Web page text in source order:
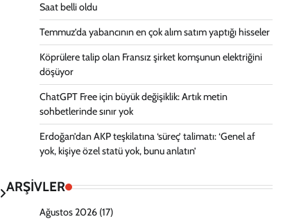
Saat belli oldu
Temmuz’da yabancının en çok alım satım yaptığı hisseler
Köprülere talip olan Fransız şirket komşunun elektriğini
döşüyor
ChatGPT Free için büyük değişiklik: Artık metin
sohbetlerinde sınır yok
Erdoğan’dan AKP teşkilatına ‘süreç’ talimatı: ‘Genel af
yok, kişiye özel statü yok, bunu anlatın’
ARŞİVLER
Ağustos 2026(17)